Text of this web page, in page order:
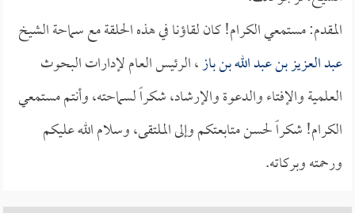
المقدم: مستمعي الكرام! كان لقاؤنا في هذه الحلقة مع سماحة الشيخ
عبد العزيز بن عبد الله بن باز، الرئيس العام لإدارات البحوث
العلمية والإفتاء والدعوة والإرشاد، شكراً لسماحته، وأنتم مستمعي
الكرام! شكراً لحسن متابعتكم وإلى الملتقى، وسلام الله عليكم
ورحمته وبركاته.